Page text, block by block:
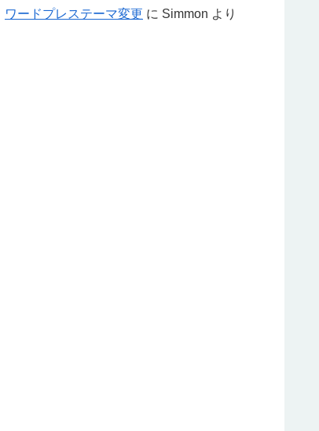
ワードプレステーマ変更 に Simmon より